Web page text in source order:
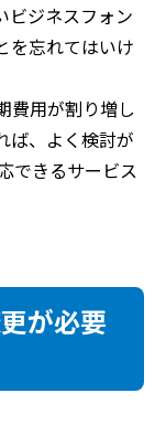
ビジネスフォン
を忘れてはいけ
費用が割り増し
ば、よく検討が
できるサービス
が必要